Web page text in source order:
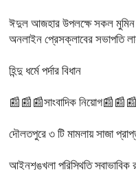
ঈদুল আজহার উপলক্ষে সকল মুমিন
অনলাইন প্রেসক্লাবের সভাপতি
হিন্দু ধর্মে পর্দার বিধান
📰📰📰সাংবাদিক নিয়োগ📰📰📰
দৌলতপুরে ৩ টি মামলায় সাজা
আইনশৃঙ্খলা পরিস্থিতি স্বাভাবিক